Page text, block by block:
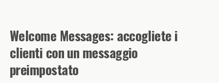
Welcome Messages: accogliete i
clienti con un messaggio
preimpostato